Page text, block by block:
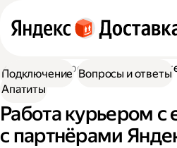
Работа курьером
Курьер с
Апатиты
Работа курьером с
с партнёрами
Подключение Вопросы и ответы